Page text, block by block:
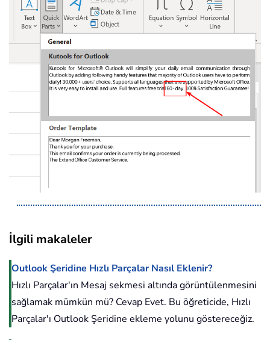
İlgili makaleler
Outlook Şeridine Hızlı Parçalar Nasıl Eklenir?
Hızlı Parçalar'ın Mesaj sekmesi altında görüntülenmesini
sağlamak mümkün mü? Cevap Evet. Bu öğreticide, Hızlı
Parçalar'ı Outlook Şeridine ekleme yolunu göstereceğiz.